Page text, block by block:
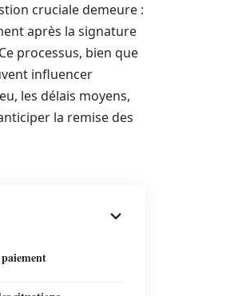
cruciale demeure :
après la signature
processus, bien que
influencer
les délais moyens,
la remise des